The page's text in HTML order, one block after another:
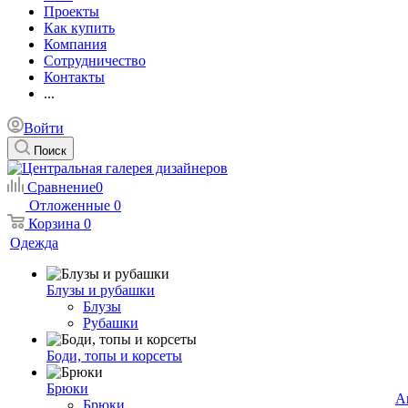
Проекты
Как купить
Компания
Сотрудничество
Контакты
...
Войти
Поиск
Сравнение0
Отложенные 0
Корзина 0
Одежда
Блузы и рубашки
Блузы
Рубашки
Боди, топы и корсеты
Брюки
Брюки